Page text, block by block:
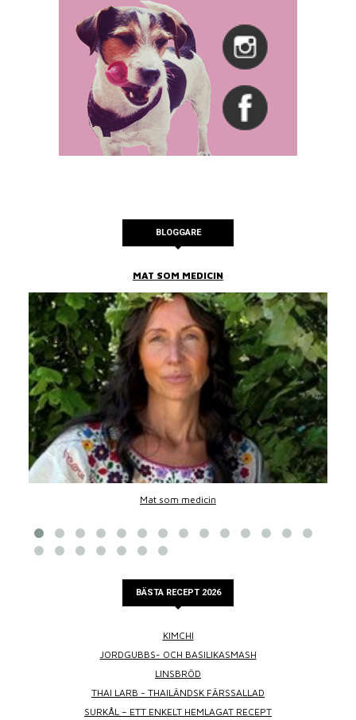
BLOGGARE
MAT SOM MEDICIN
Mat som medicin
BÄSTA RECEPT 2026
KIMCHI
JORDGUBBS- OCH BASILIKASMASH
LINSBRÖD
THAI LARB - THAILÄNDSK FÄRSSALLAD
SURKÅL – ETT ENKELT HEMLAGAT RECEPT